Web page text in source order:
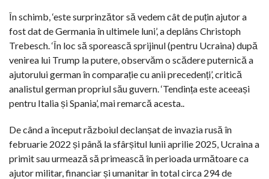
În schimb, ‘este surprinzător să vedem cât de puțin ajutor a
fost dat de Germania în ultimele luni’, a deplâns Christoph
Trebesch. ‘În loc să sporească sprijinul (pentru Ucraina) după
venirea lui Trump la putere, observăm o scădere puternică a
ajutorului german în comparație cu anii precedenți’, critică
analistul german propriul său guvern. ‘Tendința este aceeași
pentru Italia și Spania’, mai remarcă acesta..
De când a început războiul declanșat de invazia rusă în
februarie 2022 și până la sfârșitul lunii aprilie 2025, Ucraina a
primit sau urmează să primească în perioada următoare ca
ajutor militar, financiar și umanitar în total circa 294 de